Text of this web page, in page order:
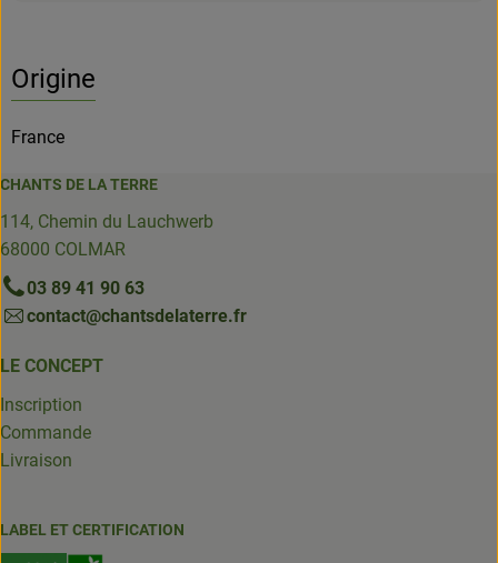
Origine
France
CHANTS DE LA TERRE
114, Chemin du Lauchwerb
68000 COLMAR
03 89 41 90 63
contact@chantsdelaterre.fr
LE CONCEPT
Inscription
Commande
Livraison
LABEL ET CERTIFICATION